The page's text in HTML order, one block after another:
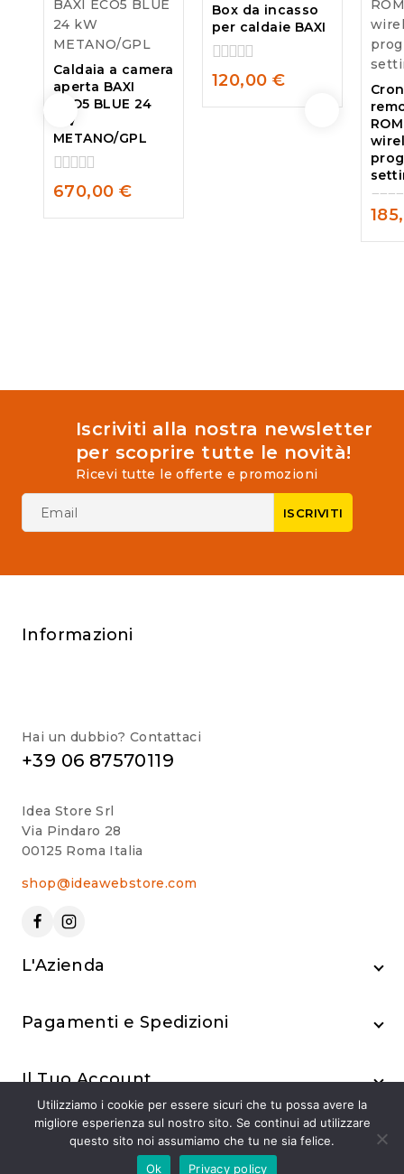
Caldaia a camera
aperta BAXI
ECO5 BLUE 24
kW
METANO/GPL
0
out
of
670,00 €
Box da incasso
per caldaie BAXI
0
out
of
120,00 €
0
out
Iscriviti alla nostra newsletter
per scoprire tutte le novità!
Ricevi tutte le offerte e promozioni
Informazioni
Hai un dubbio? Contattaci
+39 06 87570119
Idea Store Srl
Via Pindaro 28
00125 Roma Italia
shop@ideawebstore.com
L'Azienda
Pagamenti e Spedizioni
Il Tuo Account
© 2024 Idea Store Srl
Utilizziamo i cookie per essere sicuri che tu possa avere la
migliore esperienza sul nostro sito. Se continui ad utilizzare
questo sito noi assumiamo che tu ne sia felice.
Ok
Privacy policy